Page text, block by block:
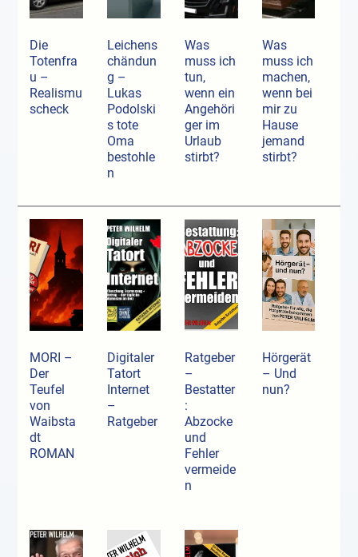
Die
Totenfra
u –
Realismu
scheck
Leichens
chändun
g –
Lukas
Podolski
s tote
Oma
bestohle
n
Was
muss ich
tun,
wenn ein
Angehöri
ger im
Urlaub
stirbt?
Was
muss ich
machen,
wenn bei
mir zu
Hause
jemand
stirbt?
MORI –
Der
Teufel
von
Waibsta
dt
ROMAN
Digitaler
Tatort
Internet
–
Ratgeber
Ratgeber
–
Bestatter
:
Abzocke
und
Fehler
vermeide
n
Hörgerät
– Und
nun?